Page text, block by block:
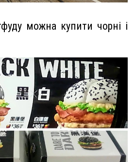
можна купити чорні і